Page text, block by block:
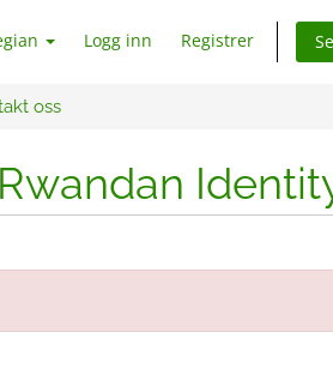
Logg inn Registrer
oss